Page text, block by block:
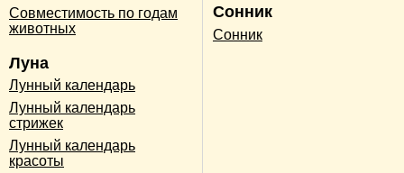
Совместимость по годам
животных
Луна
Лунный календарь
Лунный календарь
стрижек
Лунный календарь
красоты
Сонник
Сонник